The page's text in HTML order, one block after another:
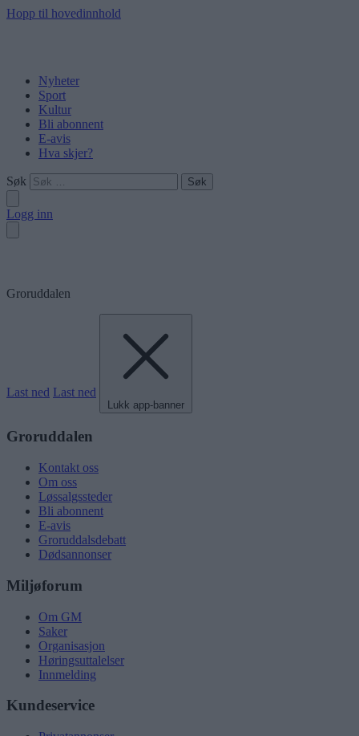
Hopp til hovedinnhold
Nyheter
Sport
Kultur
Bli abonnent
E-avis
Hva skjer?
Søk
Logg inn
Groruddalen
Last ned Last ned
Lukk app-banner
Groruddalen
Kontakt oss
Om oss
Løssalgssteder
Bli abonnent
E-avis
Groruddalsdebatt
Dødsannonser
Miljøforum
Om GM
Saker
Organisasjon
Høringsuttalelser
Innmelding
Kundeservice